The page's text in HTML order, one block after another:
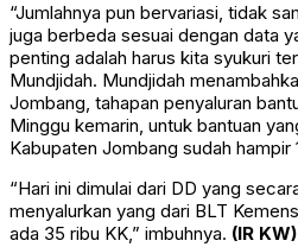
“Jumlahnya pun bervariasi, tidak
juga berbeda sesuai dengan data
penting adalah harus kita syukuri
Mundjidah. Mundjidah
Jombang, tahapan penyaluran
Minggu kemarin, untuk bantuan
Kabupaten Jombang sudah hampir
“Hari ini dimulai dari DD yang
menyalurkan yang dari BLT
ada 35 ribu KK,” imbuhnya. (IR KW)